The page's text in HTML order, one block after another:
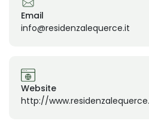
Email
info@residenzalequerce.it
Website
http://